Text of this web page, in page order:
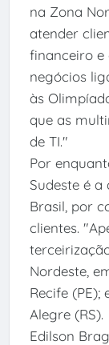
na Zona
atender
financeiro e
negócios
às
que as
de TI."
Por
Sudeste é
Brasil, por
clientes.
Nordeste,
Recife (PE);
Alegre (RS).
Edilson